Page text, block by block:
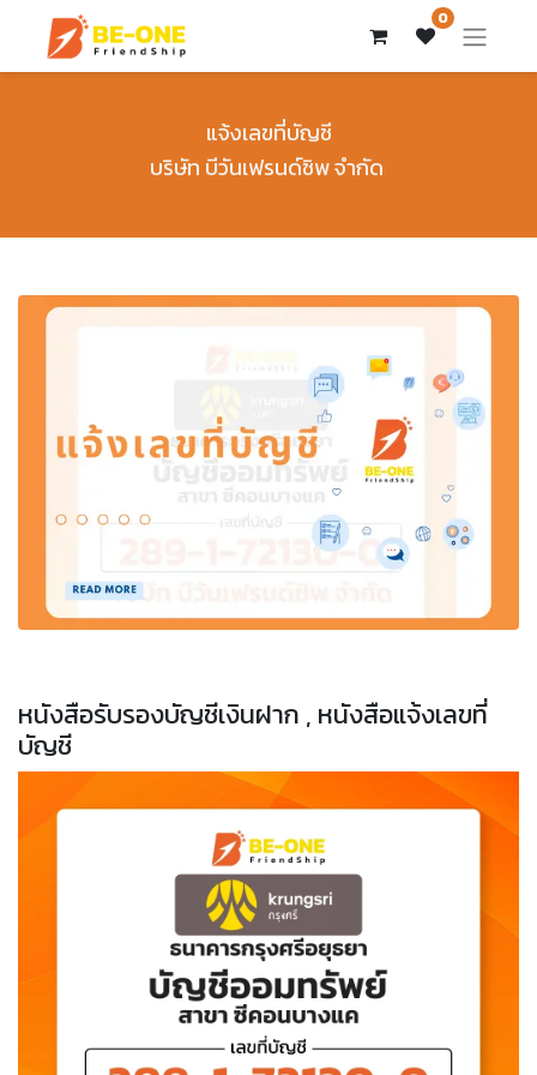
0
แจ้งเลขที่บัญชี
บริษัท บีวันเฟรนด์ชิพ จำกัด
หนังสือรับรองบัญชีเงินฝาก , หนังสือแจ้งเลขที่
บัญชี